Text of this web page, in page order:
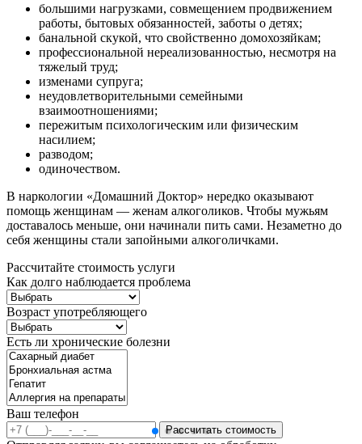
большими нагрузками, совмещением продвижением
работы, бытовых обязанностей, заботы о детях;
банальной скукой, что свойственно домохозяйкам;
профессиональной нереализованностью, несмотря на
тяжелый труд;
изменами супруга;
неудовлетворительными семейными
взаимоотношениями;
пережитым психологическим или физическим
насилием;
разводом;
одиночеством.
В наркологии «Домашний Доктор» нередко оказывают
помощь женщинам — женам алкоголиков. Чтобы мужьям
доставалось меньше, они начинали пить сами. Незаметно до
себя женщины стали запойными алкоголичками.
Рассчитайте стоимость услуги
Как долго наблюдается проблема
Возраст употребляющего
Есть ли хронические болезни
Ваш телефон
Рассчитать стоимость